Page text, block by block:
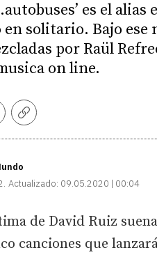
es el
solitario. Bajo ese
por Raül
on line.
Copiar
Actualizado: 09.05.2020 | 00:04
de David Ruiz
canciones que